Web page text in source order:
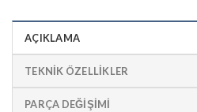
AÇIKLAMA
TEKNİK ÖZELLİKLER
PARÇA DEĞIŞIMI